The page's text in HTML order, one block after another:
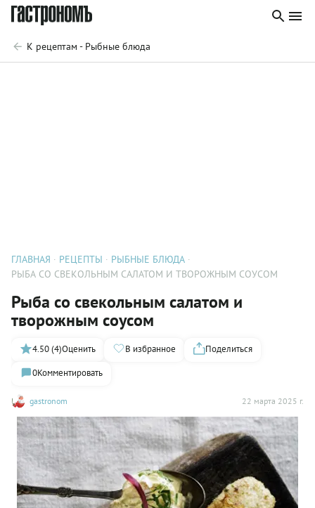
К рецептам - Рыбные блюда
ГЛАВНАЯ РЕЦЕПТЫ
РЫБНЫЕ БЛЮДА
РЫБА СО СВЕКОЛЬНЫМ САЛАТОМ И ТВОРОЖНЫМ СОУСОМ
Рыба со свекольным салатом и
творожным соусом
gastronom 22 марта 2025 г.
4.50 (4)Оценить В избранное
Поделиться
0Комментировать